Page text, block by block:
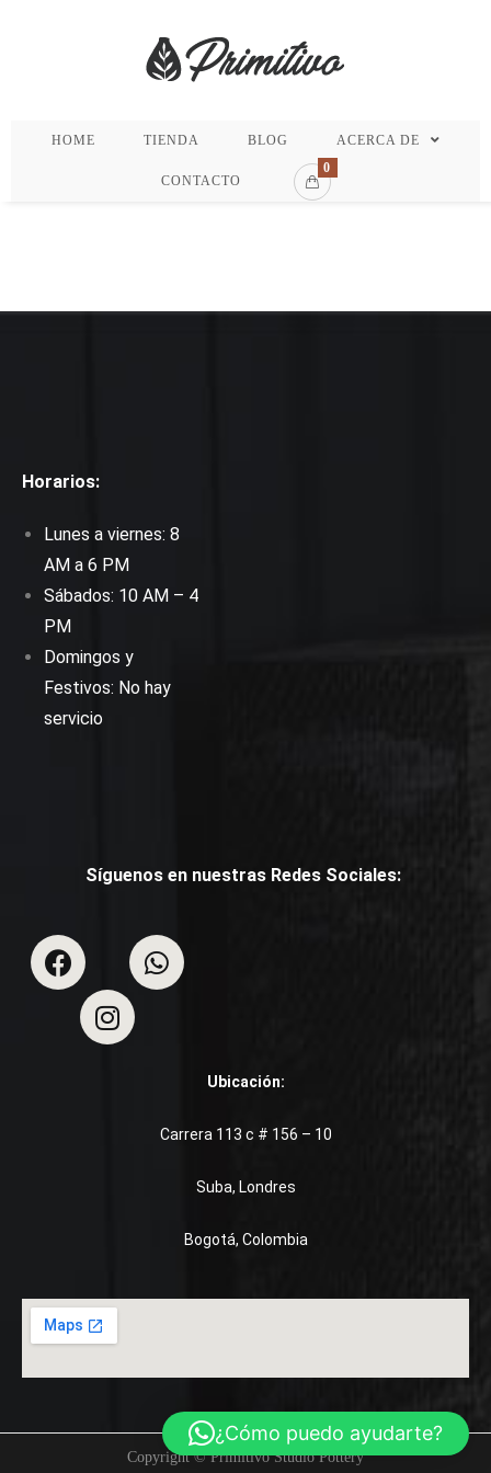
HOME TIENDA BLOG ACERCA DE
CONTACTO
0
Horarios:
Lunes a viernes: 8
AM a 6 PM
Sábados: 10 AM – 4
PM
Domingos y
Festivos: No hay
servicio
Síguenos en nuestras Redes Sociales:
Ubicación:
Carrera 113 c # 156 – 10
Suba, Londres
Bogotá, Colombia
Copyright © Primitivo Studio Pottery
¿Cómo puedo ayudarte?